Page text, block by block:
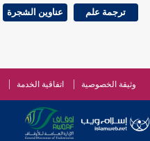
ترجمة علم عناوين الشجرة
وثيقة الخصوصية اتفاقية الخدمة